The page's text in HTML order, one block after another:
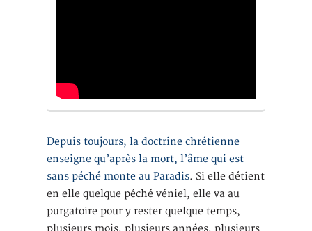
Depuis toujours, la doctrine chrétienne
enseigne qu’après la mort, l’âme qui est
sans péché monte au Paradis. Si elle détient
en elle quelque péché véniel, elle va au
purgatoire pour y rester quelque temps,
plusieurs mois, plusieurs années, plusieurs